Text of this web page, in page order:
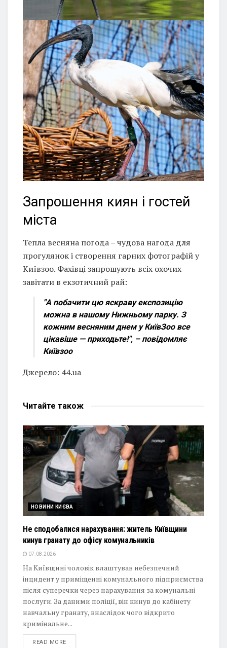
Запрошення киян і гостей
міста
Тепла весняна погода – чудова нагода для
прогулянок і створення гарних фотографій у
Київзоо. Фахівці запрошують всіх охочих
завітати в екзотичний рай:
"А побачити цю яскраву експозицію
можна в нашому Нижньому парку. З
кожним весняним днем у КиївЗоо все
цікавіше — приходьте!", – повідомляє
Київзоо
Джерело: 44.ua
Читайте також
НОВИНИ КИЄВА
Не сподобалися нарахування: житель Київщини
кинув гранату до офісу комунальників
07.08.2026
На Київщині чоловік влаштував небезпечний
інцидент у приміщенні комунального підприємства
після суперечки через нарахування за комунальні
послуги. За даними поліції, він кинув до кабінету
навчальну гранату, внаслідок чого відкрито
кримінальне...
READ MOREDETAILS